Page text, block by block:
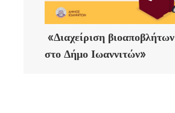
«Διαχείριση βιοαποβλήτων
στο Δήμο Ιωαννιτών»